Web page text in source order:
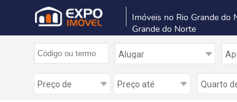
Imóveis no Rio Grande do
Grande do Norte